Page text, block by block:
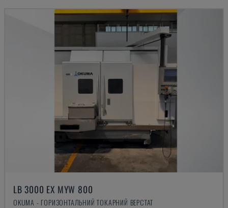
LB 3000 EX MYW 800
OKUMA - ГОРИЗОНТАЛЬНИЙ ТОКАРНИЙ ВЕРСТАТ